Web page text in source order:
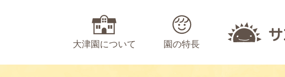
大津園について 園の特長